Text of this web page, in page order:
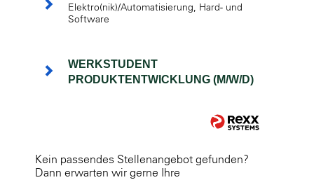
Elektro(nik)/Automatisierung, Hard- und
Software
WERKSTUDENT
PRODUKTENTWICKLUNG (M/W/D)
Kein passendes Stellenangebot gefunden?
Dann erwarten wir gerne Ihre